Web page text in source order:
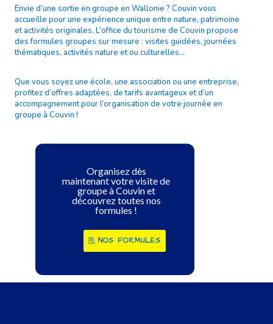
Envie d’une sortie en groupe en Wallonie ? Couvin vous
accueille pour une expérience unique entre nature, patrimoine
et activités originales. L’office du tourisme de Couvin propose
des formules groupes sur mesure : visites guidées, journées
thématiques, activités nature et ou culturelles…
Que vous soyez une école, une association ou une entreprise,
profitez d’offres adaptées, de tarifs avantageux et d’un
accompagnement pour l’organisation de votre journée en
groupe à Couvin !
Organisez dès
maintenant votre visite de
groupe à Couvin et
découvrez toutes nos
formules !
NOS FORMULES